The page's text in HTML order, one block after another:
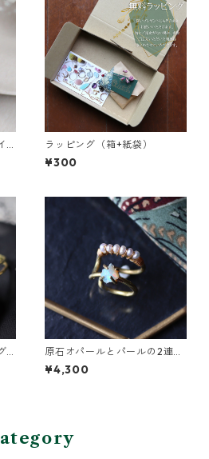
ラッピング（箱+紙袋）
¥300
原石オパールとパールの2連イ
ヤーカフ
¥4,300